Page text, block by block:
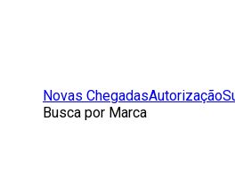
Novas ChegadasAutorização
Busca por Marca